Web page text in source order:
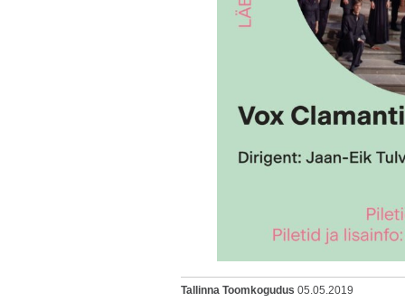
Tallinna Toomkogudus 05.05.2019